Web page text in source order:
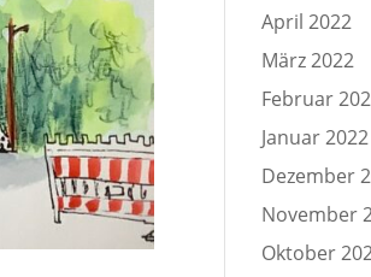
April 2022
März 2022
Februar
Januar 2022
Dezember
November
Oktober